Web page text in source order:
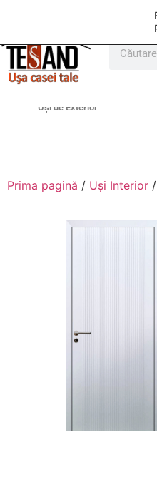
Uși de Exterior
Prima pagină / Uși Interior